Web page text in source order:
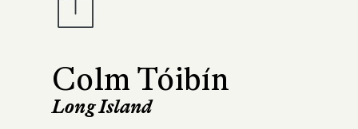
Colm Tóibín
Long Island